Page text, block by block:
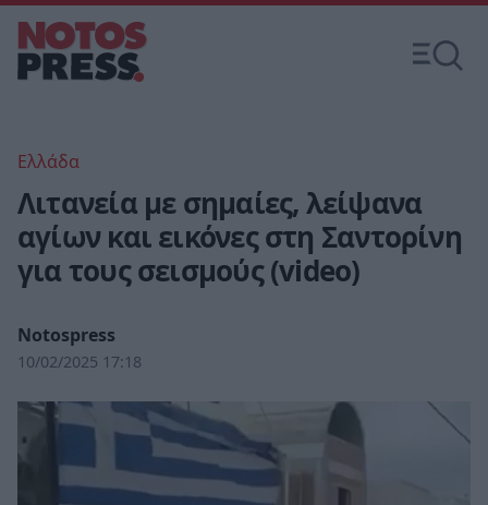
Ελλάδα
Λιτανεία με σημαίες, λείψανα
αγίων και εικόνες στη Σαντορίνη
για τους σεισμούς (video)
Notospress
10/02/2025 17:18